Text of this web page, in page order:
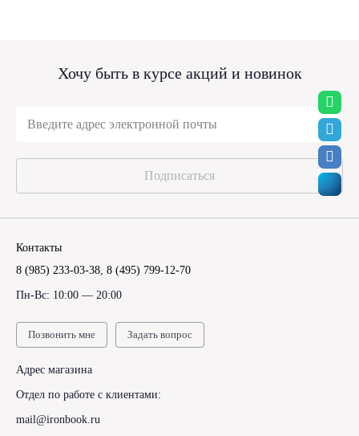
Хочу быть в курсе акций и новинок
Подписаться
Контакты
8 (985) 233-03-38, 8 (495) 799-12-70
Пн-Вс: 10:00 — 20:00
Позвонить мне Задать вопрос
Адрес магазина
Отдел по работе с клиентами:
mail@ironbook.ru